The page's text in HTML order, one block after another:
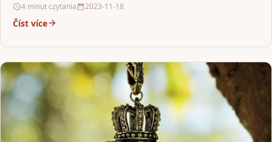
4 minut czytania 2023-11-18
Číst více